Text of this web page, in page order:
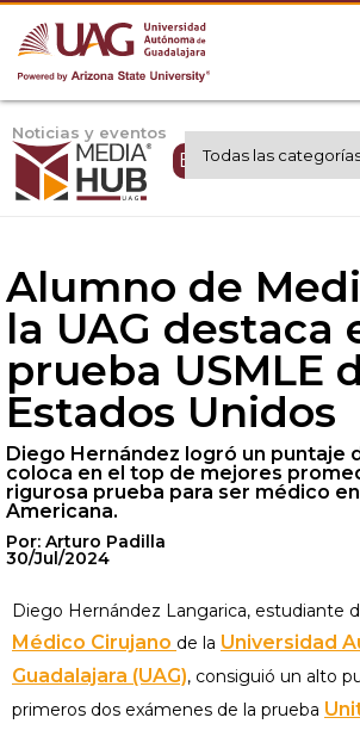
Noticias y eventos
Expertos UAG
Alumno de
la UAG destaca
prueba USMLE
Estados Unidos
Diego Hernández logró un puntaje
coloca en el top de mejores
rigurosa prueba para ser médico
Americana.
Por: Arturo Padilla
30/Jul/2024
Diego Hernández Langarica, estudiante
Médico Cirujano de la Universidad
Guadalajara (UAG), consiguió un alto
primeros dos exámenes de la prueba